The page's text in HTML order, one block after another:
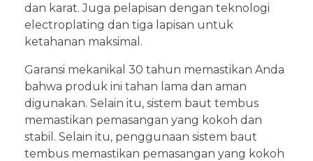
dan karat. Juga pelapisan dengan teknologi
electroplating dan tiga lapisan untuk
ketahanan maksimal.
Garansi mekanikal 30 tahun memastikan Anda
bahwa produk ini tahan lama dan aman
digunakan. Selain itu, sistem baut tembus
memastikan pemasangan yang kokoh dan
stabil. Selain itu, penggunaan sistem baut
tembus memastikan pemasangan yang kokoh